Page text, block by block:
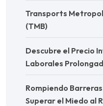
Transports
(TMB)
Descubre el Precio
Laborales
Rompiendo
Superar el Miedo al